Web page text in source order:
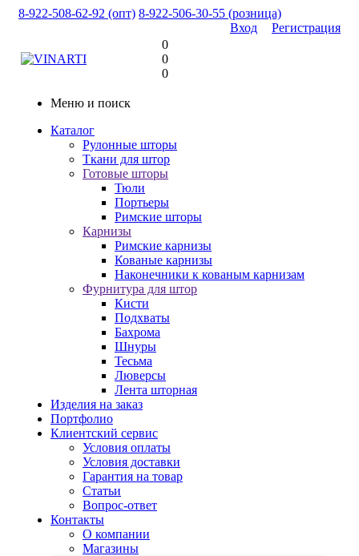
8-922-508-62-92 (опт) 8-922-506-30-55 (розница)
Вход
Регистрация
0
0
0
Меню и поиск
Каталог
Рулонные шторы
Ткани для штор
Готовые шторы
Тюли
Портьеры
Римские шторы
Карнизы
Римские карнизы
Кованые карнизы
Наконечники к кованым карнизам
Фурнитура для штор
Кисти
Подхваты
Бахрома
Шнуры
Тесьма
Люверсы
Лента шторная
Изделия на заказ
Портфолио
Клиентский сервис
Условия оплаты
Условия доставки
Гарантия на товар
Статьи
Вопрос-ответ
Контакты
О компании
Магазины